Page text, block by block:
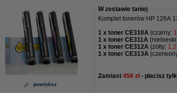
powiększ
W zestawie taniej
Komplet tonerów HP 126A
1 x toner CE310A (czarny:
1 x toner CE311A
1 x toner CE312A (żółty:
1 x toner CE313A
Zamiast 456 zł- płacisz